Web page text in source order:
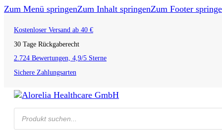
Zum Menü springenZum Inhalt springenZum Footer
Kostenloser Versand ab 40 €
30 Tage Rückgaberecht
2.724 Bewertungen, 4,9/5 Sterne
Sichere Zahlungsarten
Products
search